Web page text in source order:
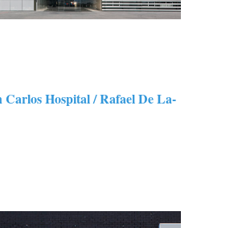
Carlos Hospital / Rafael De La-